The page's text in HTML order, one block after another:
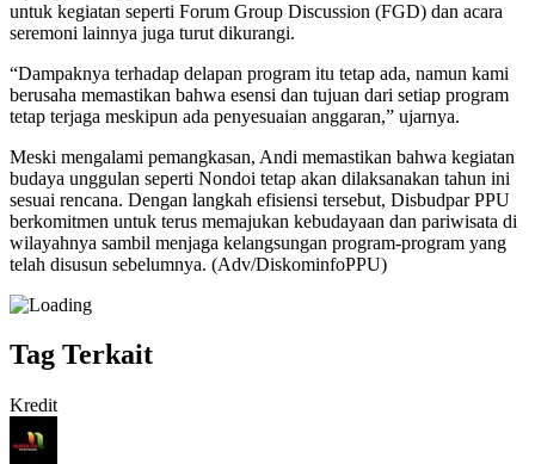
untuk kegiatan seperti Forum Group Discussion (FGD) dan acara
seremoni lainnya juga turut dikurangi.
“Dampaknya terhadap delapan program itu tetap ada, namun kami
berusaha memastikan bahwa esensi dan tujuan dari setiap program
tetap terjaga meskipun ada penyesuaian anggaran,” ujarnya.
Meski mengalami pemangkasan, Andi memastikan bahwa kegiatan
budaya unggulan seperti Nondoi tetap akan dilaksanakan tahun ini
sesuai rencana. Dengan langkah efisiensi tersebut, Disbudpar PPU
berkomitmen untuk terus memajukan kebudayaan dan pariwisata di
wilayahnya sambil menjaga kelangsungan program-program yang
telah disusun sebelumnya. (Adv/DiskominfoPPU)
Tag Terkait
Kredit